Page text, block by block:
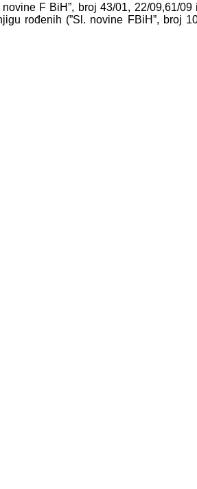
F BiH”, broj 43/01, 22/09,61/
rođenih (”Sl. novine FBiH”, broj